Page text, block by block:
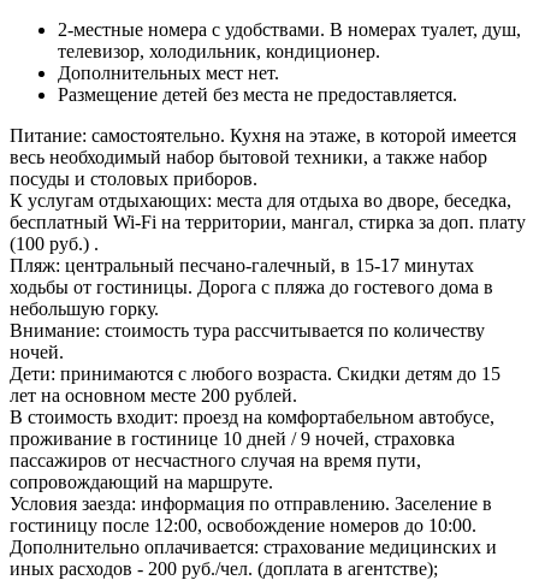
2-местные номера с удобствами. В номерах туалет, душ,
телевизор, холодильник, кондиционер.
Дополнительных мест нет.
Размещение детей без места не предоставляется.
Питание: самостоятельно. Кухня на этаже, в которой имеется
весь необходимый набор бытовой техники, а также набор
посуды и столовых приборов.
К услугам отдыхающих: места для отдыха во дворе, беседка,
бесплатный Wi-Fi на территории, мангал, стирка за доп. плату
(100 руб.) .
Пляж: центральный песчано-галечный, в 15-17 минутах
ходьбы от гостиницы. Дорога с пляжа до гостевого дома в
небольшую горку.
Внимание: стоимость тура рассчитывается по количеству
ночей.
Дети: принимаются с любого возраста. Скидки детям до 15
лет на основном месте 200 рублей.
В стоимость входит: проезд на комфортабельном автобусе,
проживание в гостинице 10 дней / 9 ночей, страховка
пассажиров от несчастного случая на время пути,
сопровождающий на маршруте.
Условия заезда: информация по отправлению. Заселение в
гостиницу после 12:00, освобождение номеров до 10:00.
Дополнительно оплачивается: страхование медицинских и
иных расходов - 200 руб./чел. (доплата в агентстве);